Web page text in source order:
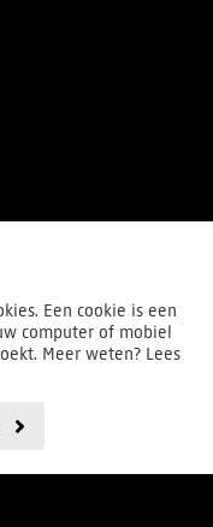
Een cookie is een
computer of mobiel
Meer weten? Lees